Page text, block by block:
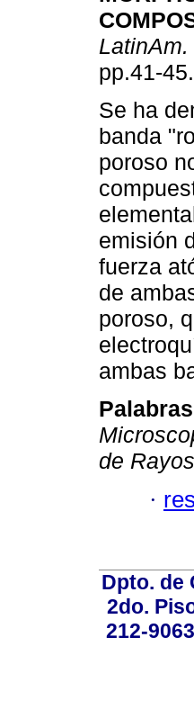
LatinAm.
pp.41-
Se ha
banda
poroso
emisión
fuerza
de
poroso,
ambas
de
·
Dpto. de
2do.
212-